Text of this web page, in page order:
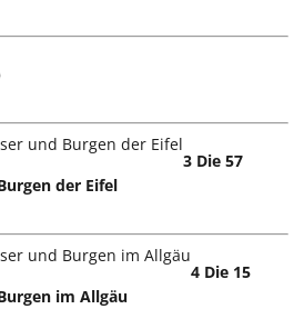
3 Die 57
der Eifel
4 Die 15
im Allgäu